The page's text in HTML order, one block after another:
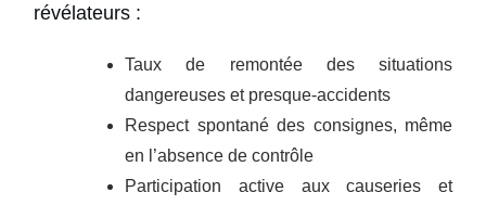
révélateurs :
Taux de remontée des situations
dangereuses et presque-accidents
Respect spontané des consignes, même
en l’absence de contrôle
Participation active aux causeries et